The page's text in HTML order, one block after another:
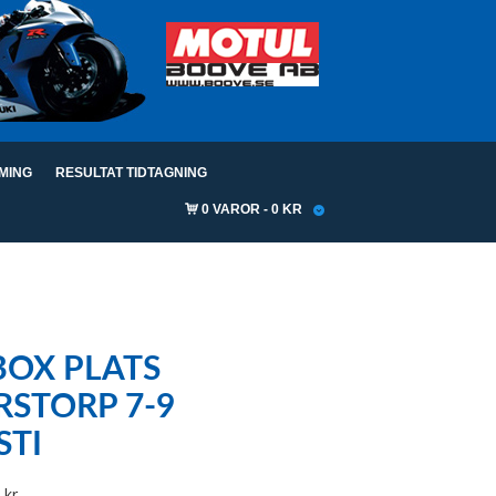
RESULTAT TIDTAGNING
0 VAROR 0 KR
PLATS
7-9